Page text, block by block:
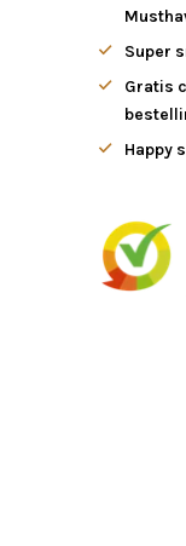
Super
Gratis
Happy